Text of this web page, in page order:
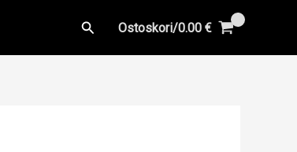
Hae Ostoskori/0.00 €